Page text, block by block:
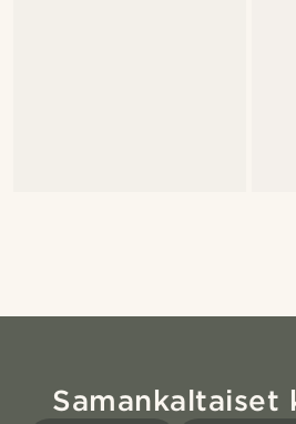
Samankaltaiset